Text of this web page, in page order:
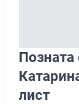
Позната
лист